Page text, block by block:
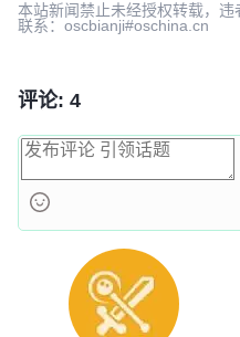
本站新闻禁止未经授权转载，
联系：oscbianji#oschina.cn
评论: 4